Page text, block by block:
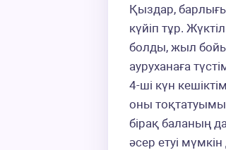
Қыздар,
күйіп тұр.
болды, жыл
ауруханаға
4-ші күн
оны
бірақ баланың
әсер етуі